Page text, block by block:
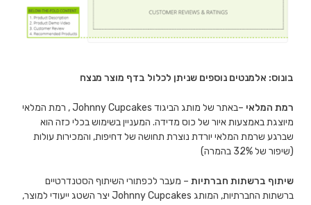
בונוס: אלמנטים נוספים שניתן לכלול בדף מוצר מנצח
רמת המלאי
–באתר של מותג הביגוד Johnny Cupcakes , רמת המלאי
מיוצגת באמצעות איור של כוס מדידה. המעניין בשימוש בכלי כזה הוא
שברגע שרמת המלאי יורדת נוצרת תחושה של דחיפות, והמכירות עולות
(שיפור של 32% בהמרה)
שיתוף ברשתות חברתיות – מעבר לכפתורי השיתוף הסטנדרטיים
ברשתות החברתיות, המותג Johnny Cupcakes יצר השטג ייעודי למוצר,